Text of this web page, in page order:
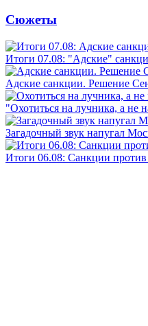
Сюжеты
Итоги 07.08: "Адские"
Адские санкции. Решение
"Охотиться на лучника, а не
Загадочный звук напугал
Итоги 06.08: Санкции